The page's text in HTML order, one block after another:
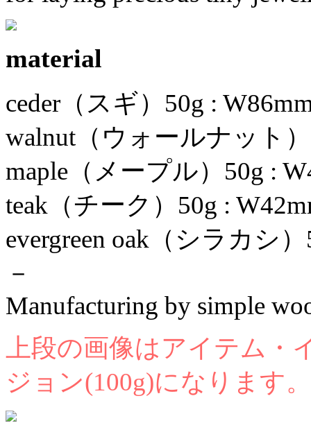
material
ceder（スギ）50g :
walnut（ウォールナット
maple（メープル）50g :
teak（チーク）50g :
evergreen oak（シラカシ
－
Manufacturing by simple
上段の画像はアイテム
ジョン(100g)になります。